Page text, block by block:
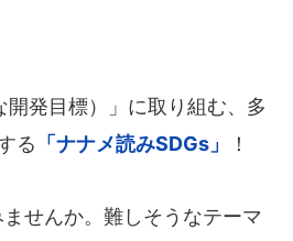
発目標）」に取り組む、多
る 「ナナメ読みSDGs」 ！
せんか。難しそうなテーマ